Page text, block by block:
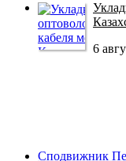
6
Сподвижник